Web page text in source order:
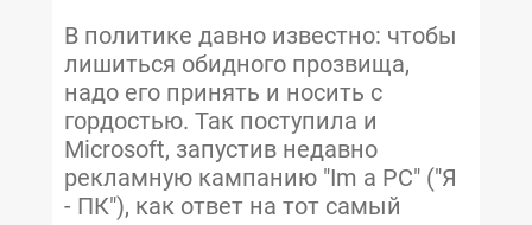
В политике давно известно: чтобы
лишиться обидного прозвища,
надо его принять и носить с
гордостью. Так поступила и
Microsoft, запустив недавно
рекламную кампанию "Im a PC" ("Я
- ПК"), как ответ на тот самый